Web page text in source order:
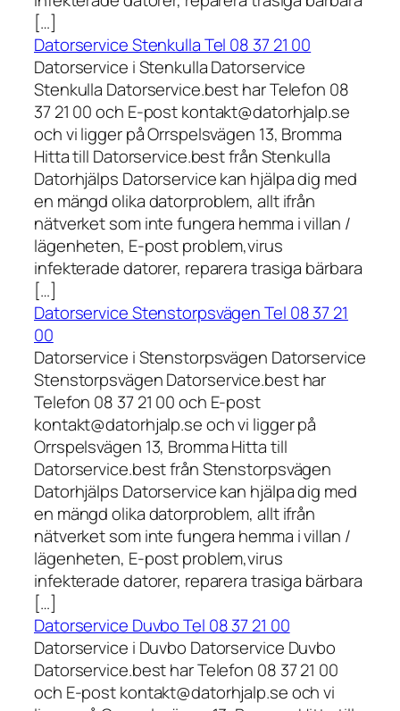
[…]
Datorservice Stenkulla Tel 08 37 21 00
Datorservice i Stenkulla Datorservice
Stenkulla Datorservice.best har Telefon 08
37 21 00 och E-post kontakt@datorhjalp.se
och vi ligger på Orrspelsvägen 13, Bromma
Hitta till Datorservice.best från Stenkulla
Datorhjälps Datorservice kan hjälpa dig med
en mängd olika datorproblem, allt ifrån
nätverket som inte fungera hemma i villan /
lägenheten, E-post problem,virus
infekterade datorer, reparera trasiga bärbara
[…]
Datorservice Stenstorpsvägen Tel 08 37 21
00
Datorservice i Stenstorpsvägen Datorservice
Stenstorpsvägen Datorservice.best har
Telefon 08 37 21 00 och E-post
kontakt@datorhjalp.se och vi ligger på
Orrspelsvägen 13, Bromma Hitta till
Datorservice.best från Stenstorpsvägen
Datorhjälps Datorservice kan hjälpa dig med
en mängd olika datorproblem, allt ifrån
nätverket som inte fungera hemma i villan /
lägenheten, E-post problem,virus
infekterade datorer, reparera trasiga bärbara
[…]
Datorservice Duvbo Tel 08 37 21 00
Datorservice i Duvbo Datorservice Duvbo
Datorservice.best har Telefon 08 37 21 00
och E-post kontakt@datorhjalp.se och vi